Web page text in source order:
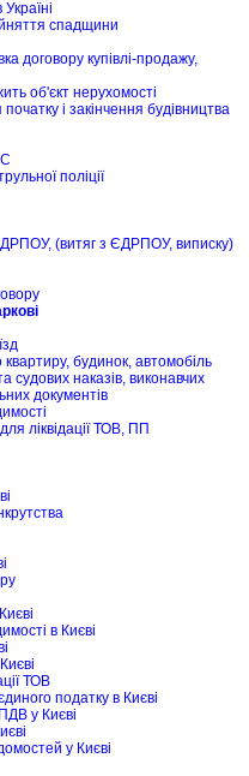
спадщини
договору купівлі-продажу,
об'єкт нерухомості
і закінчення будівництва
поліції
(витяг з ЄДРПОУ, виписку)
будинок, автомобіль
судових наказів, виконавчих
документів
ліквідації ТОВ, ПП
в Києві
ТОВ
податку в Києві
у Києві
у Києві